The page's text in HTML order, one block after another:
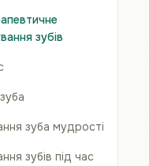
зубів
зуба мудрості
зубів під час